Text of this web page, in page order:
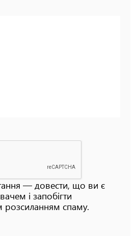
— довести, що ви є
і запобігти
розсиланням спаму.